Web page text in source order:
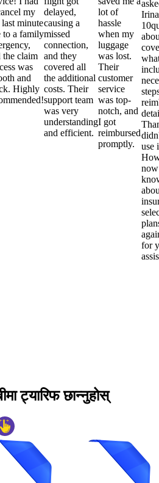
my
minute
to a family
the claim
was
and
Highly
delayed,
causing a
missed
connection,
and they
covered all
the additional
costs. Their
support team
was very
understanding
and efficient.
lot of
hassle
when my
luggage
was lost.
Their
customer
service
was top-
notch, and
I got
reimbursed
promptly.
use
for
ट्यारिफ छान्नुहोस्